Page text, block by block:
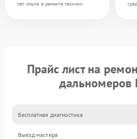
лет опыта в ремонте техники
Прайс лист на
дальномеров
Бесплатная диагностика
Выезд мастера